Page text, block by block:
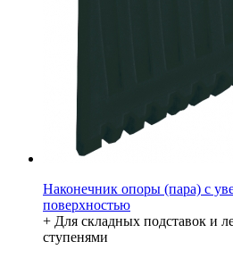
Наконечник опоры (пара) с
поверхностью
+ Для складных подставок и
ступенями